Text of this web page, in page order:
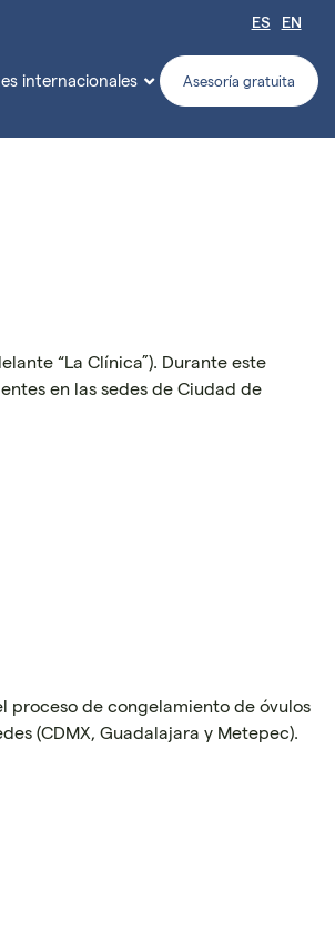
ES EN
internacionales  Asesoría gratuita
“La Clínica”). Durante este
en las sedes de Ciudad de
proceso de congelamiento de óvulos
(CDMX, Guadalajara y Metepec).